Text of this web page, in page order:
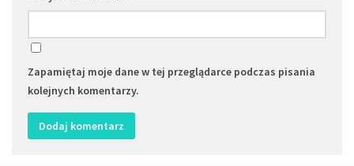
Zapamiętaj moje dane w tej przeglądarce podczas pisania
kolejnych komentarzy.